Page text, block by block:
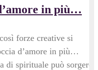
in più…
forze creative si
d’amore in più…
di spirituale può sorgere